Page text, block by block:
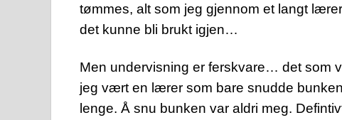
tømmes, alt som jeg gjennom et langt
det kunne bli brukt igjen…
Men undervisning er ferskvare… det som
jeg vært en lærer som bare snudde
lenge. Å snu bunken var aldri meg.